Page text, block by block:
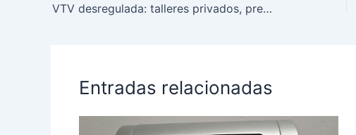
VTV desregulada: talleres privados, precios libres mientras la Provincia sigue sin adherir
Entradas relacionadas